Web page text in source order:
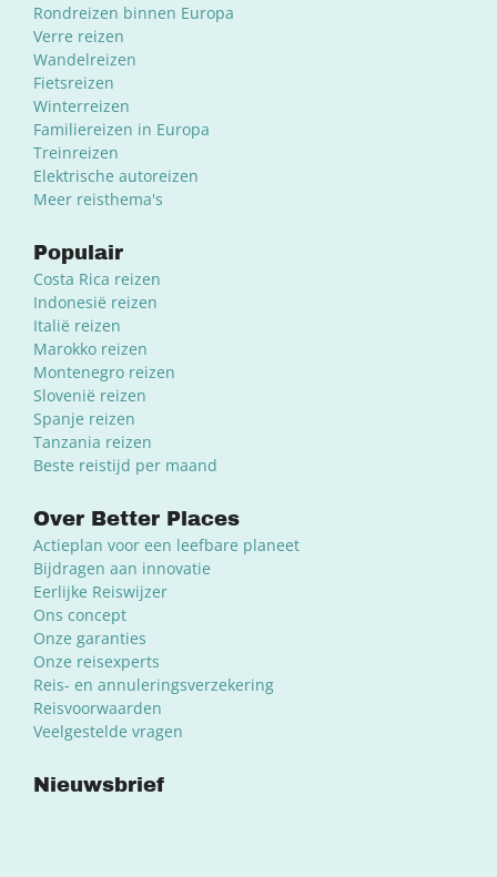
Rondreizen binnen Europa
Verre reizen
Wandelreizen
Fietsreizen
Winterreizen
Familiereizen in Europa
Treinreizen
Elektrische autoreizen
Meer reisthema's
Populair
Costa Rica reizen
Indonesië reizen
Italië reizen
Marokko reizen
Montenegro reizen
Slovenië reizen
Spanje reizen
Tanzania reizen
Beste reistijd per maand
Over Better Places
Actieplan voor een leefbare planeet
Bijdragen aan innovatie
Eerlijke Reiswijzer
Ons concept
Onze garanties
Onze reisexperts
Reis- en annuleringsverzekering
Reisvoorwaarden
Veelgestelde vragen
Nieuwsbrief